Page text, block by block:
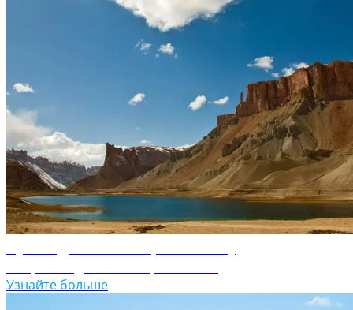
Узнайте больше